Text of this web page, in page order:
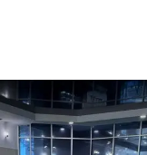
Fitness